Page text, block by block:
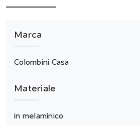
Marca
Colombini Casa
Materiale
in melaminico